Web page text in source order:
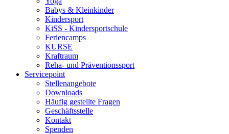
Babys & Kleinkinder
Kindersport
KiSS - Kindersportschule
Feriencamps
KURSE
Kraftraum
Reha- und Präventionssport
Servicepoint
Stellenangebote
Downloads
Häufig gestellte Fragen
Geschäftsstelle
Kontakt
Spenden